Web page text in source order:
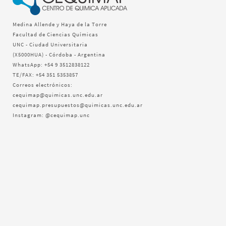
Medina Allende y Haya de la Torre
Facultad de Ciencias Químicas
UNC - Ciudad Universitaria
(X5000HUA) - Córdoba - Argentina
WhatsApp: +54 9 3512838122
TE/FAX: +54 351 5353857
Correos electrónicos:
cequimap@quimicas.unc.edu.ar
cequimap.presupuestos@quimicas.unc.edu.ar
Instagram: @cequimap.unc